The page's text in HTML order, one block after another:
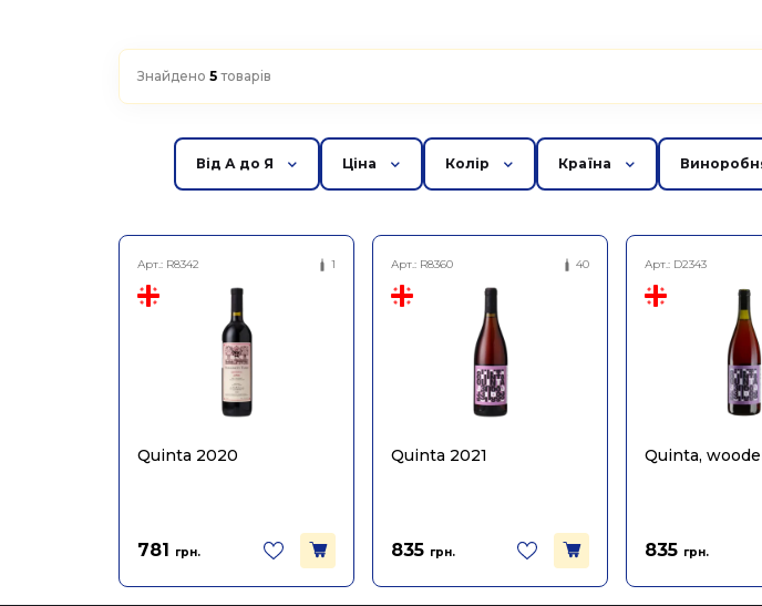
Знайдено 5 товарів
Арт.: R8342 1
Quinta 2020
781 грн.
Арт.: R8360 40
Quinta 2021
835 грн.
Арт.: D2343
Quinta,
835 грн.
Від А до Я Ціна Колір Країна